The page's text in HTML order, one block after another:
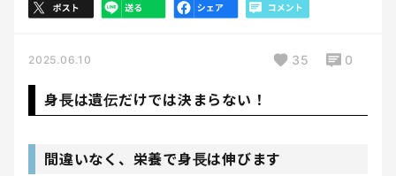
2025.06.10 35 0
身長は遺伝だけでは決まらない！
間違いなく、栄養で身長は伸びます